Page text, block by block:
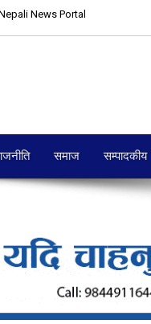
News Portal
समाज सम्पादकीय